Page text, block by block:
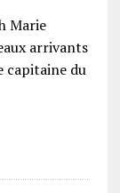
Marie
arrivants
capitaine du